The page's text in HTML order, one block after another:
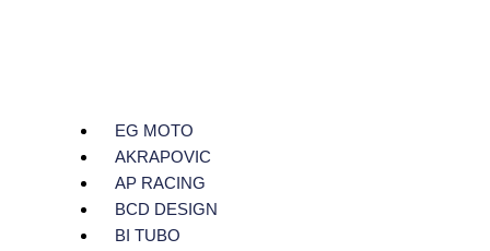
EG MOTO
AKRAPOVIC
AP RACING
BCD DESIGN
BI TUBO